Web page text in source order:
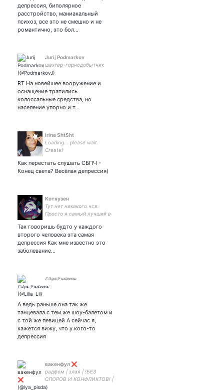
депрессия, биполярное
расстройство, маниакальный
психоз, все это не смешно и не
романтично, это бол…
Jurij Podmarkov
шахтер-горнодобытчик
RT На новейшее вооружение и
оснащение тратились
колоссальные средства, но
население упорно и т…
Irina ShtSht
Loading... please wait.
Create!
Как перестать слушать СБПЧ -
Конец света? Весёлая депрессия)
Котяузен
Тут нет никакого чсв.
Просто я самый лучший в
Так говоришь будто у каждого
второго человека эта самая
депрессия Как мне известно это
заболевание…
𝓛𝓲𝓵𝔂𝓪 𝓕𝓪𝓭𝓮𝓮𝓿𝓪
А ведь раньше она так же
танцевала с тем же шоу-балетом и
с той же певицей А сейчас я,
кажется вижу, что у кого-то
депрессия
вакенфул ❌
радфем | злая | !БЕЗ
СПОРОВ И КОНФЛИКТОВ! |
фикрайтерка | юп от жены |